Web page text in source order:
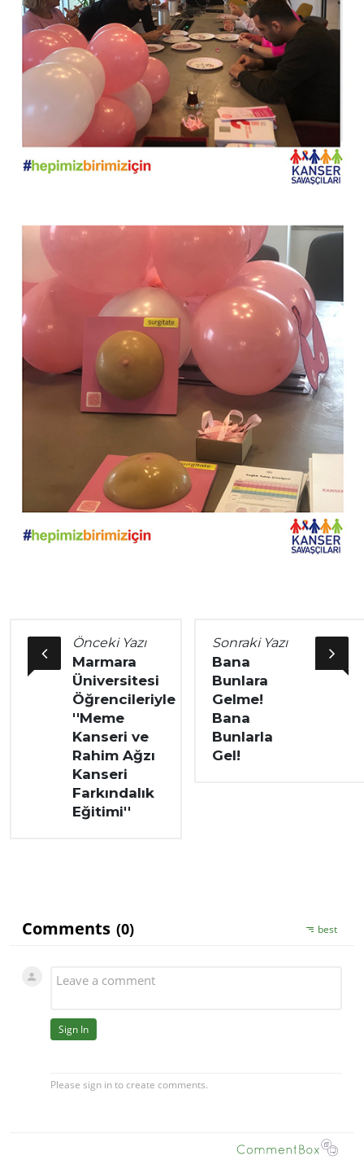
Önceki Yazı
Marmara
Üniversitesi
Öğrencileriyle
''Meme
Kanseri ve
Rahim Ağzı
Kanseri
Farkındalık
Eğitimi''
Sonraki Yazı
Bana
Bunlara
Gelme!
Bana
Bunlarla
Gel!